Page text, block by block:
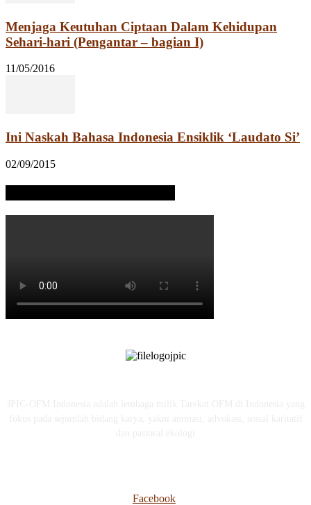
Menjaga Keutuhan Ciptaan Dalam Kehidupan
Sehari-hari (Pengantar – bagian I)
11/05/2016
Ini Naskah Bahasa Indonesia Ensiklik ‘Laudato Si’
02/09/2015
Facebook